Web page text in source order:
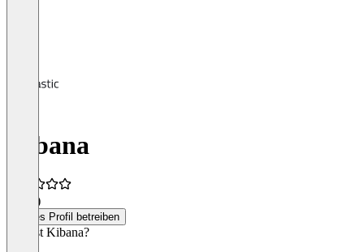
Kibana
(5)
Dieses Profil betreiben
Was ist Kibana?